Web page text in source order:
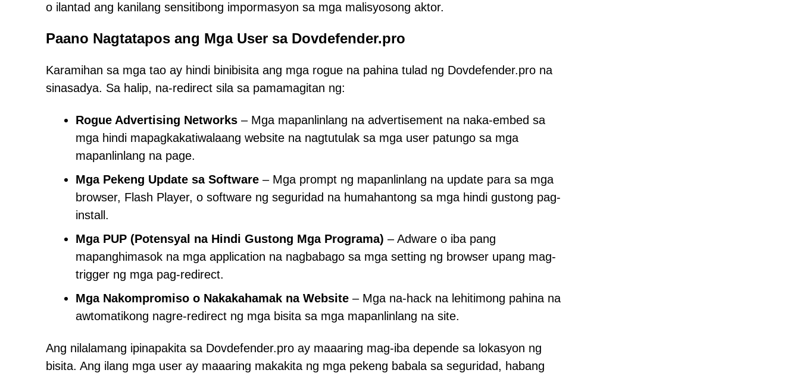
o ilantad ang kanilang sensitibong impormasyon sa mga malisyosong aktor.
Paano Nagtatapos ang Mga User sa Dovdefender.pro
Karamihan sa mga tao ay hindi binibisita ang mga rogue na pahina tulad ng Dovdefender.pro na
sinasadya. Sa halip, na-redirect sila sa pamamagitan ng:
Rogue Advertising Networks – Mga mapanlinlang na advertisement na naka-embed sa
mga hindi mapagkakatiwalaang website na nagtutulak sa mga user patungo sa mga
mapanlinlang na page.
Mga Pekeng Update sa Software – Mga prompt ng mapanlinlang na update para sa mga
browser, Flash Player, o software ng seguridad na humahantong sa mga hindi gustong pag-
install.
Mga PUP (Potensyal na Hindi Gustong Mga Programa) – Adware o iba pang
mapanghimasok na mga application na nagbabago sa mga setting ng browser upang mag-
trigger ng mga pag-redirect.
Mga Nakompromiso o Nakakahamak na Website – Mga na-hack na lehitimong pahina na
awtomatikong nagre-redirect ng mga bisita sa mga mapanlinlang na site.
Ang nilalamang ipinapakita sa Dovdefender.pro ay maaaring mag-iba depende sa lokasyon ng
bisita. Ang ilang mga user ay maaaring makakita ng mga pekeng babala sa seguridad, habang